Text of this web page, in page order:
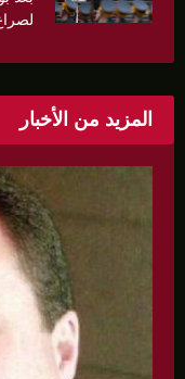
المزيد من الأخبار